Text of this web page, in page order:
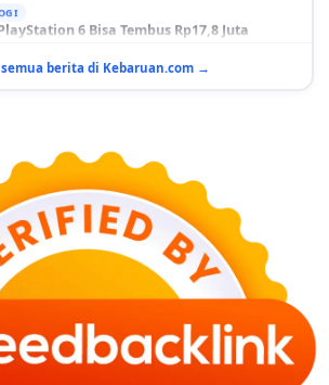
6 Bisa Tembus Rp17,8 Juta
Memakai Softlens untuk Mata yang Jarang
Lakukan Manajemen Beban
berita di Kebaruan.com →